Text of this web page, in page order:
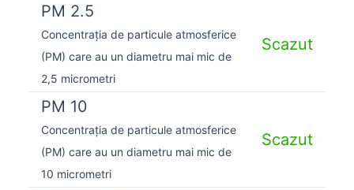
PM 2.5
Concentrația de particule atmosferice
(PM) care au un diametru mai mic de
2,5 micrometri
Scazut
PM 10
Concentrația de particule atmosferice
(PM) care au un diametru mai mic de
10 micrometri
Scazut